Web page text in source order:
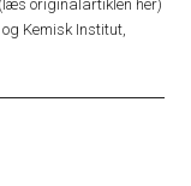
originalartiklen her)
Kemisk Institut,